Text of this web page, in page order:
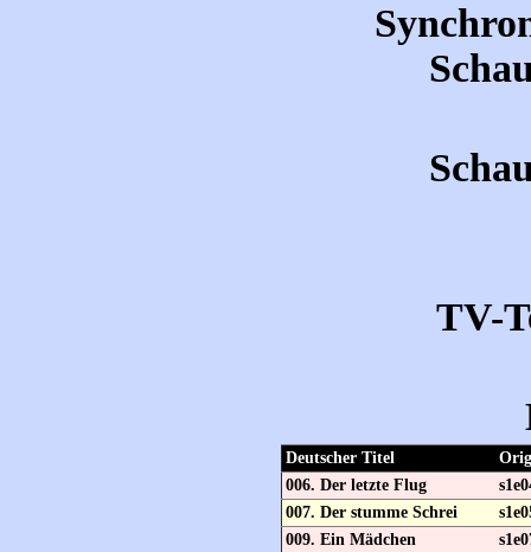
TV-
Deutscher Titel
006. Der letzte Flug
007. Der stumme Schrei
009. Ein Mädchen